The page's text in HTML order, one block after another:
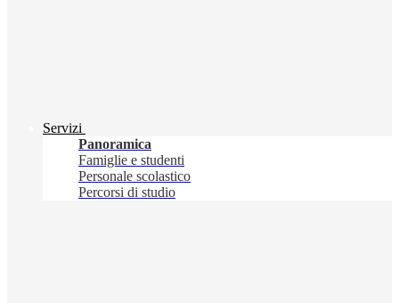
Servizi
Panoramica
Famiglie e studenti
Personale scolastico
Percorsi di studio